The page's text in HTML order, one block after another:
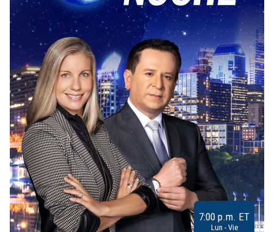
7:00 p.m. ET
Lun - Vie